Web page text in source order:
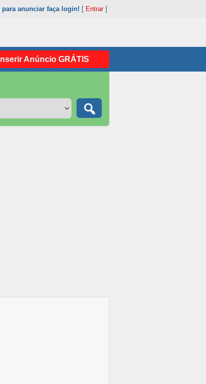
para anunciar faça login! [ Entrar]
Inserir Anúncio GRÁTIS